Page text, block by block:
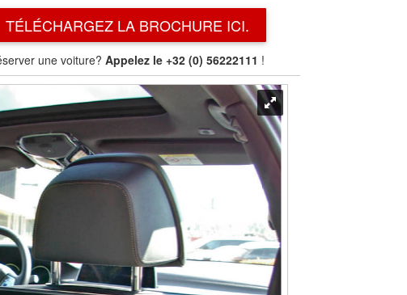
TÉLÉCHARGEZ LA BROCHURE ICI.
une voiture?Appelez le +32 (0) 56222111 !